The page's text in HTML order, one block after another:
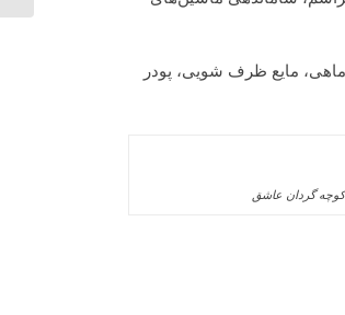
مایع ظرف شویی، پودر
کوچه گردان عاشق